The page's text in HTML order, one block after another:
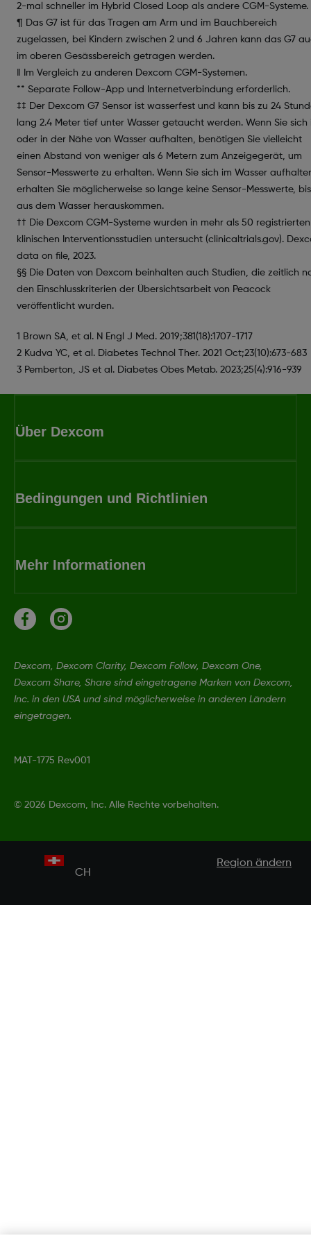
2-mal schneller im Hybrid Closed Loop als andere CGM-Systeme.
¶ Das G7 ist für das Tragen am Arm und im Bauchbereich
zugelassen, bei Kindern zwischen 2 und 6 Jahren kann das G7
im oberen Gesässbereich getragen werden.
‖ Im Vergleich zu anderen Dexcom CGM-Systemen.
** Separate Follow-App und Internetverbindung erforderlich.
‡‡ Der Dexcom G7 Sensor ist wasserfest und kann bis zu 24
lang 2.4 Meter tief unter Wasser getaucht werden. Wenn Sie sich
oder in der Nähe von Wasser aufhalten, benötigen Sie vielleicht
einen Abstand von weniger als 6 Metern zum Anzeigegerät, um
Sensor-Messwerte zu erhalten. Wenn Sie sich im Wasser
erhalten Sie möglicherweise so lange keine Sensor-Messwerte,
aus dem Wasser herauskommen.
†† Die Dexcom CGM-Systeme wurden in mehr als 50 registrierten
klinischen Interventionsstudien untersucht (clinicaltrials.gov).
data on file, 2023.
§§ Die Daten von Dexcom beinhalten auch Studien, die zeitlich
den Einschlusskriterien der Übersichtsarbeit von Peacock
veröffentlicht wurden.
1 Brown SA, et al. N Engl J Med. 2019;381(18):1707-1717
2 Kudva YC, et al. Diabetes Technol Ther. 2021 Oct;23(10):673-683
3 Pemberton, JS et al. Diabetes Obes Metab. 2023;25(4):916-939
Über Dexcom
Bedingungen und Richtlinien
Mehr Informationen
Dexcom, Dexcom Clarity, Dexcom Follow, Dexcom One,
Dexcom Share, Share sind eingetragene Marken von Dexcom,
Inc. in den USA und sind möglicherweise in anderen Ländern
eingetragen.
MAT-1775 Rev001
© 2026 Dexcom, Inc. Alle Rechte vorbehalten.
CH
Region ändern